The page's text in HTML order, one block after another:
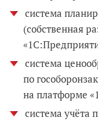
система
(собственная
система
по
на платформе
система учёта